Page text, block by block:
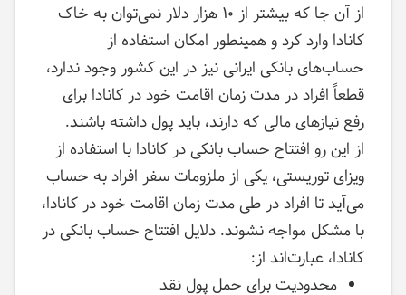
از آن جا که بیشتر از ۱۰ هزار دلار نمی‌توان به خاک
کانادا وارد کرد و همینطور امکان استفاده از
حساب‌های بانکی ایرانی نیز در این کشور وجود ندارد،
قطعاً افراد در مدت زمان اقامت خود در کانادا برای
رفع نیازهای مالی که دارند، باید پول داشته باشند.
از این رو افتتاح حساب بانکی در کانادا با استفاده از
ویزای توریستی، یکی از ملزومات سفر افراد به حساب
می‌آید تا افراد در طی مدت زمان اقامت خود در کانادا،
با مشکل مواجه نشوند. دلایل افتتاح حساب بانکی در
کانادا، عبارت‌اند از:
محدودیت برای حمل پول نقد